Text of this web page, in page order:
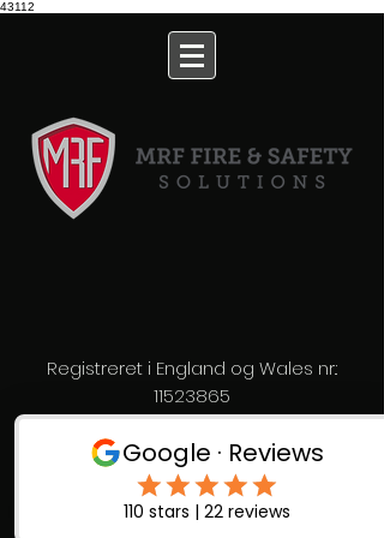
43112
Registreret i England og Wales nr.:
11523865
©2018 af MRF Fire &amp; Safety Solutions
Limited
Returpolitik Fortrolighedspolitik